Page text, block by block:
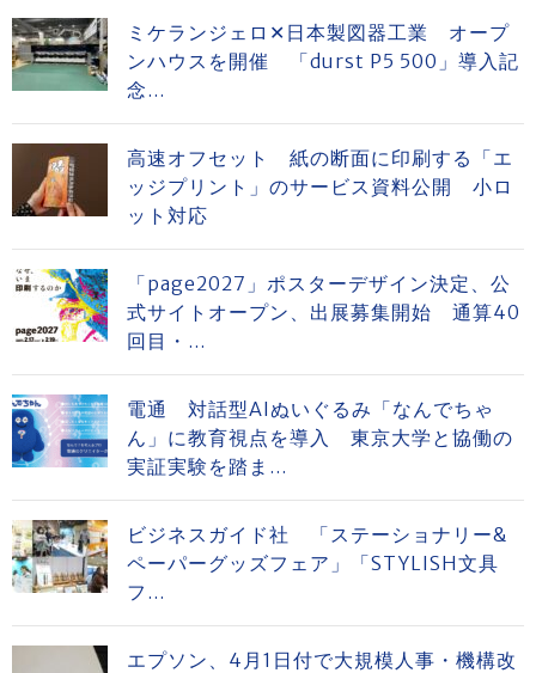
ミケランジェロ✕日本製図器工業 オープ
ンハウスを開催 「durst P5 500」導入記
念...
高速オフセット 紙の断面に印刷する「エ
ッジプリント」のサービス資料公開 小ロ
ット対応
「page2027」ポスターデザイン決定、公
式サイトオープン、出展募集開始 通算40
回目・...
電通 対話型AIぬいぐるみ「なんでちゃ
ん」に教育視点を導入 東京大学と協働の
実証実験を踏ま...
ビジネスガイド社 「ステーショナリー&
ペーパーグッズフェア」「STYLISH文具
フ...
エプソン、4月1日付で大規模人事・機構改